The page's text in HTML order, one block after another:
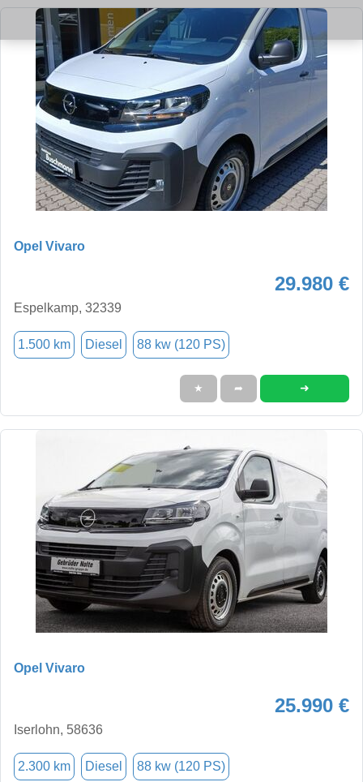
Opel Vivaro
29.980 €
Espelkamp, 32339
1.500 km Diesel 88 kw (120 PS)
★ ➦ ➜
Opel Vivaro
25.990 €
Iserlohn, 58636
2.300 km Diesel 88 kw (120 PS)